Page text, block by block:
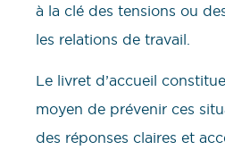
à la clé des tensions ou
les relations de travail.
Le livret d’accueil
moyen de prévenir ces
des réponses claires et